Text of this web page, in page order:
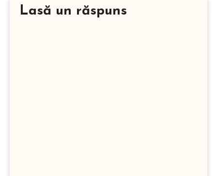
Lasă un răspuns